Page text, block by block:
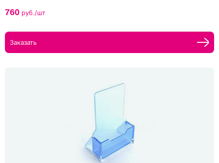
760 руб./шт
Заказать